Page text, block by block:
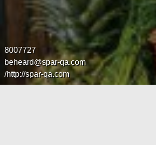
8007727
beheard@spar-qa.com
http://spar-qa.com/